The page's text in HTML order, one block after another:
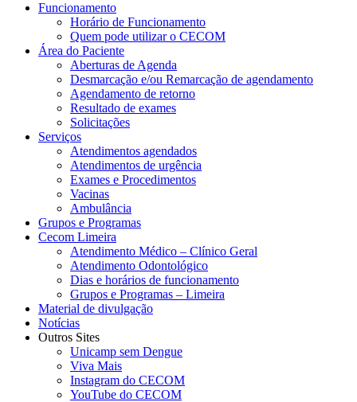
Funcionamento
Horário de Funcionamento
Quem pode utilizar o CECOM
Área do Paciente
Aberturas de Agenda
Desmarcação e/ou Remarcação de agendamento
Agendamento de retorno
Resultado de exames
Solicitações
Serviços
Atendimentos agendados
Atendimentos de urgência
Exames e Procedimentos
Vacinas
Ambulância
Grupos e Programas
Cecom Limeira
Atendimento Médico – Clínico Geral
Atendimento Odontológico
Dias e horários de funcionamento
Grupos e Programas – Limeira
Material de divulgação
Notícias
Outros Sites
Unicamp sem Dengue
Viva Mais
Instagram do CECOM
YouTube do CECOM